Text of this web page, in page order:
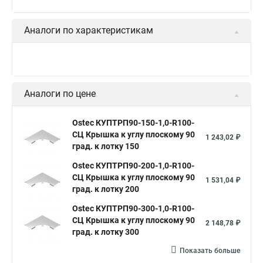
Аналоги по характеристикам
Аналоги по цене
Ostec КУПТРП90-150-1,0-R100-
СЦ Крышка к углу плоскому 90
град. к лотку 150
1 243,02 ₽
Ostec КУПТРП90-200-1,0-R100-
СЦ Крышка к углу плоскому 90
град. к лотку 200
1 531,04 ₽
Ostec КУПТРП90-300-1,0-R100-
СЦ Крышка к углу плоскому 90
град. к лотку 300
2 148,78 ₽
Показать больше